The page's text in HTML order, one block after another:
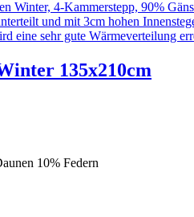
135x210cm
10% Federn